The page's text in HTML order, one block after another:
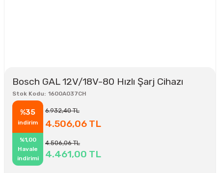
Bosch GAL 12V/18V-80 Hızlı Şarj Cihazı
Stok Kodu 1600A037CH
%35
indirim
6.932,40 TL
4.506,06 TL
%1,00
Havale
indirimi
4.506,06 TL
4.461,00 TL